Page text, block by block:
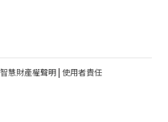
智慧財產權聲明 | 使用者責任